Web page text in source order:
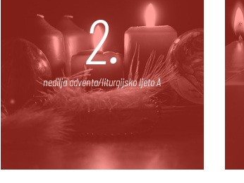
2.
nedilja adventa/liturgijsko ljeto A